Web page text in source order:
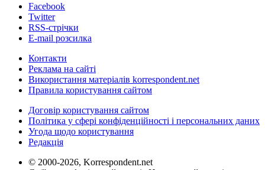
Facebook
Twitter
RSS-стрічки
E-mail розсилка
Контакти
Реклама на сайті
Використання матеріалів korrespondent.net
Правила користування сайтом
Договір користування сайтом
Політика у сфері конфіденційності і персональних даних
Угода щодо користування
Редакція
© 2000-2026, Korrespondent.net